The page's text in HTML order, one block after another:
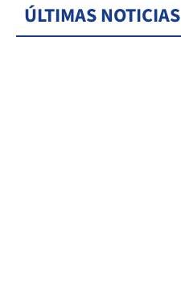
ÚLTIMAS NOTICIAS